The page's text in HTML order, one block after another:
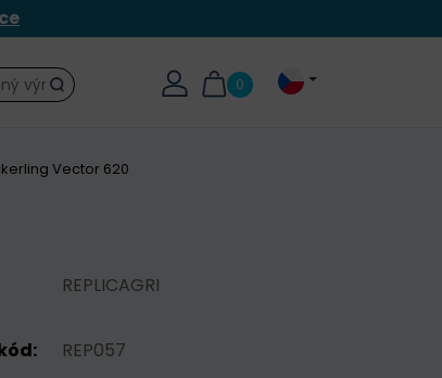
0
Hledat
Vector 620
REPLICAGRI
REP057